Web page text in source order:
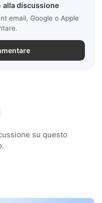
discussione
email, Google o Apple
su questo